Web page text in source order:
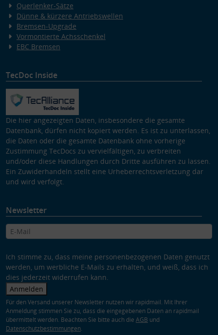
Querlenker-Sätze
Dünne & kürzere Antriebswellen
Bremsen-Upgrade
Vormontierte Achsschenkel
EBC Bremsen
TecDoc Inside
Die hier angezeigten Daten, insbesondere die gesamte
Datenbank, dürfen nicht kopiert werden. Es ist zu unterlassen,
die Daten oder die gesamte Datenbank ohne vorherige
Zustimmung TecDocs zu vervielfältigen, zu verbreiten
und/oder diese Handlungen durch Dritte ausführen zu lassen.
Ein Zuwiderhandeln stellt eine Urheberrechtsverletzung dar
und wird verfolgt.
Newsletter
Ich stimme zu, dass meine personenbezogenen Daten genutzt
werden, um werbliche E-Mails zu erhalten, und weiß, dass ich
dies jederzeit widerrufen kann.
Anmelden
Für den Versand unserer Newsletter nutzen wir rapidmail. Mit Ihrer
Anmeldung stimmen Sie zu, dass die eingegebenen Daten an rapidmail
übermittelt werden. Beachten Sie bitte auch die AGB und
Datenschutzbestimmungen.